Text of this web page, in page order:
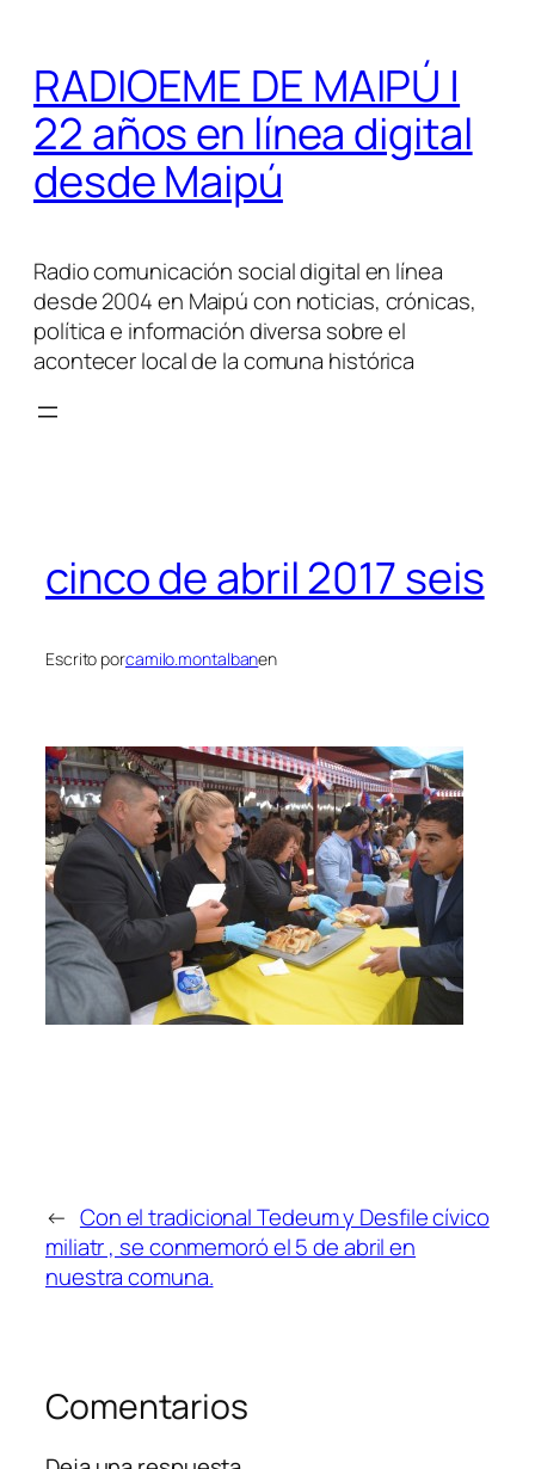
contenido
RADIOEME DE MAIPÚ |
22 años en línea digital
desde Maipú
Radio comunicación social digital en línea
desde 2004 en Maipú con noticias, crónicas,
política e información diversa sobre el
acontecer local de la comuna histórica
cinco de abril 2017 seis
Escrito porcamilo.montalbanen
← Con el tradicional Tedeum y Desfile cívico
miliatr , se conmemoró el 5 de abril en
nuestra comuna.
Comentarios